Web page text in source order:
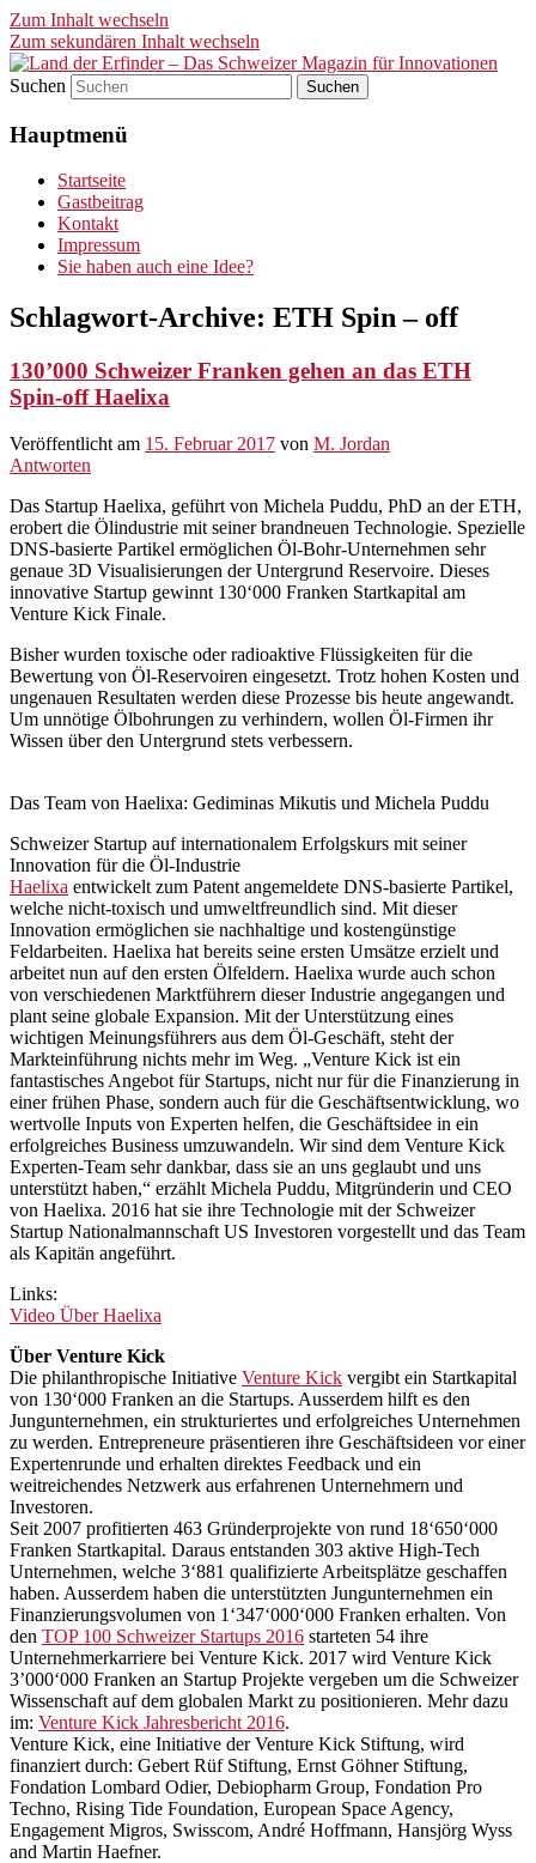
Zum Inhalt wechseln
Zum sekundären Inhalt wechseln
Land der Erfinder – Das
Schweizer Magazin für
Innovationen
Suchen
Hauptmenü
Startseite
Gastbeitrag
Kontakt
Impressum
Sie haben auch eine Idee?
Schlagwort-Archive: ETH Spin – off
130’000 Schweizer Franken gehen an das ETH
Spin-off Haelixa
Veröffentlicht am 15. Februar 2017 von M. Jordan
Antworten
Das Startup Haelixa, geführt von Michela Puddu, PhD an der ETH,
erobert die Ölindustrie mit seiner brandneuen Technologie. Spezielle
DNS-basierte Partikel ermöglichen Öl-Bohr-Unternehmen sehr
genaue 3D Visualisierungen der Untergrund Reservoire. Dieses
innovative Startup gewinnt 130‘000 Franken Startkapital am
Venture Kick Finale.
Bisher wurden toxische oder radioaktive Flüssigkeiten für die
Bewertung von Öl-Reservoiren eingesetzt. Trotz hohen Kosten und
ungenauen Resultaten werden diese Prozesse bis heute angewandt.
Um unnötige Ölbohrungen zu verhindern, wollen Öl-Firmen ihr
Wissen über den Untergrund stets verbessern.
Das Team von Haelixa: Gediminas Mikutis und Michela Puddu
Schweizer Startup auf internationalem Erfolgskurs mit seiner
Innovation für die Öl-Industrie
Haelixa entwickelt zum Patent angemeldete DNS-basierte Partikel,
welche nicht-toxisch und umweltfreundlich sind. Mit dieser
Innovation ermöglichen sie nachhaltige und kostengünstige
Feldarbeiten. Haelixa hat bereits seine ersten Umsätze erzielt und
arbeitet nun auf den ersten Ölfeldern. Haelixa wurde auch schon
von verschiedenen Marktführern dieser Industrie angegangen und
plant seine globale Expansion. Mit der Unterstützung eines
wichtigen Meinungsführers aus dem Öl-Geschäft, steht der
Markteinführung nichts mehr im Weg. „Venture Kick ist ein
fantastisches Angebot für Startups, nicht nur für die Finanzierung in
einer frühen Phase, sondern auch für die Geschäftsentwicklung, wo
wertvolle Inputs von Experten helfen, die Geschäftsidee in ein
erfolgreiches Business umzuwandeln. Wir sind dem Venture Kick
Experten-Team sehr dankbar, dass sie an uns geglaubt und uns
unterstützt haben,“ erzählt Michela Puddu, Mitgründerin und CEO
von Haelixa. 2016 hat sie ihre Technologie mit der Schweizer
Startup Nationalmannschaft US Investoren vorgestellt und das Team
als Kapitän angeführt.
Links:
Video Über Haelixa
Über Venture Kick
Die philanthropische Initiative Venture Kick vergibt ein Startkapital
von 130‘000 Franken an die Startups. Ausserdem hilft es den
Jungunternehmen, ein strukturiertes und erfolgreiches Unternehmen
zu werden. Entrepreneure präsentieren ihre Geschäftsideen vor einer
Expertenrunde und erhalten direktes Feedback und ein
weitreichendes Netzwerk aus erfahrenen Unternehmern und
Investoren.
Seit 2007 profitierten 463 Gründerprojekte von rund 18‘650‘000
Franken Startkapital. Daraus entstanden 303 aktive High-Tech
Unternehmen, welche 3‘881 qualifizierte Arbeitsplätze geschaffen
haben. Ausserdem haben die unterstützten Jungunternehmen ein
Finanzierungsvolumen von 1‘347‘000‘000 Franken erhalten. Von
den TOP 100 Schweizer Startups 2016 starteten 54 ihre
Unternehmerkarriere bei Venture Kick. 2017 wird Venture Kick
3’000‘000 Franken an Startup Projekte vergeben um die Schweizer
Wissenschaft auf dem globalen Markt zu positionieren. Mehr dazu
im: Venture Kick Jahresbericht 2016.
Venture Kick, eine Initiative der Venture Kick Stiftung, wird
finanziert durch: Gebert Rüf Stiftung, Ernst Göhner Stiftung,
Fondation Lombard Odier, Debiopharm Group, Fondation Pro
Techno, Rising Tide Foundation, European Space Agency,
Engagement Migros, Swisscom, André Hoffmann, Hansjörg Wyss
and Martin Haefner.